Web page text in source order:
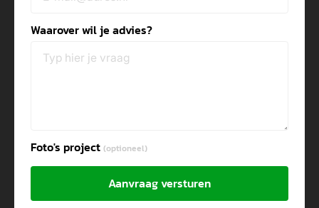
Waarover wil je advies?
Foto's project(optioneel)
Aanvraag versturen